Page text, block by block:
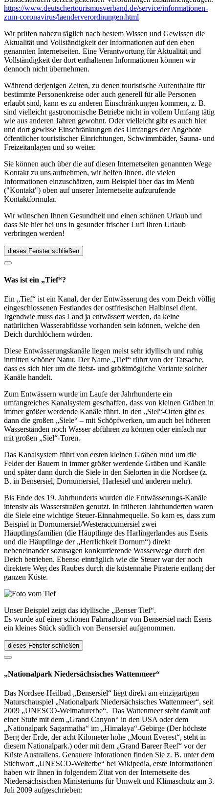
https://www.deutscher­tourismusverband.de/­service/­informationen-
zum-coronavirus/­laenderverordnungen.html
Wir prüfen nahezu täglich nach bestem Wissen und Gewissen die
Aktualität und Vollständigkeit der Informationen auf den eben
genannten Internetseiten. Eine Verantwortung für Aktualität und
Vollständigkeit der dort enthaltenen Informationen können wir
dennoch nicht übernehmen.
Während derjenigen Zeiten, zu denen touristische Aufenthalte für
bestimmte Personenkreise oder auch generell für alle Personen
erlaubt sind, kann es zu anderen Einschränkungen kommen, z. B.
sind vielleicht gastronomische Betriebe nicht in vollem Umfang tätig
wie aus anderen Jahren gewohnt. Oder vielleicht gibt es auch hier
und dort gewisse Einschränkungen des Umfanges der Angebote
öffentlicher touristischer Einrichtungen, Schwimmbäder, Sauna- und
Freizeitanlagen und so weiter.
Sie können auch über die auf diesen Internetseiten genannten Wege
Kontakt zu uns aufnehmen, wir helfen Ihnen, die vielen
Informationen einzuschätzen, zum Beispiel über das im Menü
("Kontakt") oben auf unserer Internetseite aufzurufende
Kontaktformular.
Wir wünschen Ihnen Gesundheit und einen schönen Urlaub und
dass Sie hier bei uns in gesunder frischer Luft Ihren Urlaub
verbringen werden!
dieses Fenster schließen
Was ist ein „Tief“?
Ein „Tief“ ist ein Kanal, der der Entwässerung des vom Deich völlig
eingeschlossenen Festlandes der ostfriesischen Halbinsel dient.
Irgendwie muss das Land ja entwässert werden, da keine
natürlichen Wasserabflüsse vorhanden sein können, welche den
Deich durchlöchern würden.
Diese Entwässerungskanäle liegen meist sehr idyllisch und ruhig
inmitten schöner Natur. Der Name „Tief“ rührt von der Tatsache,
dass es sich hier um die tiefst- und größtmögliche Variante solcher
Kanäle handelt.
Zum Entwässern wurde im Laufe der Jahrhunderte ein
umfangreiches Kanalsystem geschaffen, dass von kleinen Gräben in
immer größer werdende Kanäle führt. In den „Siel“-Orten gibt es
dann die großen „Siele“ – mit Schöpfwerken, um auch bei höheren
Wasserständen noch Wasser abführen zu können oder einfach nur
mit großen „Siel“-Toren.
Das Kanalsystem führt von ersten kleinen Gräben rund um die
Felder der Bauern in immer größer werdende Gräben und Kanäle
und später dann durch die Siele in den Sielorten in die Nordsee (z.
B. in Bensersiel, Dornumersiel, Harlesiel und anderen mehr).
Bis Ende des 19. Jahrhunderts wurden die Entwässerungs-Kanäle
intensiv als Wasserstraßen genutzt. In früheren Jahrhunderten waren
die Siele eine wichtige Steuer-Einnahmequelle. So kam es, dass zum
Beispiel in Dornumersiel/Westeraccumersiel zwei
Häuptlingsfamilien (die Häuptlinge des Harlingerlandes aus Esens
und die Häuptlinge der „Herrlichkeit Dornum“) direkt
nebeneinander sozusagen konkurrierende Wasserwege durch den
Deich betrieben. Ebenso einträglich wie die Steuer war der noch
direktere Weg des Raubes durch die küstennahe Piraterie entlang der
ganzen Küste.
Unser Beispiel zeigt das idyllische „Benser Tief“.
Es wurde auf einer schönen Fahrradtour von Bensersiel nach Esens
ein kleines Stück südlich von Bensersiel aufgenommen.
dieses Fenster schließen
„Nationalpark Niedersächsisches Wattenmeer“
Das Nordsee-Heilbad „Bensersiel“ liegt direkt am einzigartigen
Naturschauspiel „Nationalpark Niedersächsisches Wattenmeer“, seit
2009 „UNESCO-Weltnaturerbe“. Das Wattenmeer steht damit auf
einer Stufe mit dem „Grand Canyon“ in den USA oder dem
„Nationalpark Sagarmatha“ im „Himalaya“-Gebirge (Der höchste
Berg der Erde, der acht Kilometer hohe „Mount Everest“, steht in
diesem Nationalpark.) oder mit dem „Grand Bareer Reef“ vor der
Küste Australiens. Genauere Inforationen finden Sie z. B. unter dem
Stichwort „UNESCO-Welterbe“ bei Wikipedia, erste Informationen
haben wir Ihnen in folgendem Zitat von der Internetseite des
Niedersächsischen Ministeriums für Umwelt und Klimaschutz am 3.
Juli 2009 aufgeschrieben: